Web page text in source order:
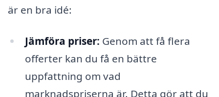
är en bra idé:
Jämföra priser: Genom att få flera
offerter kan du få en bättre
uppfattning om vad
marknadspriserna är. Detta gör att du